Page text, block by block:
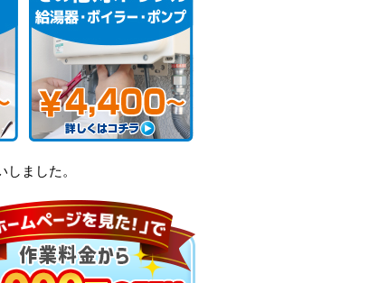
ました。